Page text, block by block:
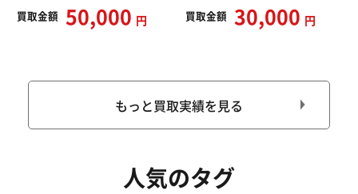
買取金額 50,000 円 買取金額 30,000 円
もっと買取実績を見る
人気のタグ